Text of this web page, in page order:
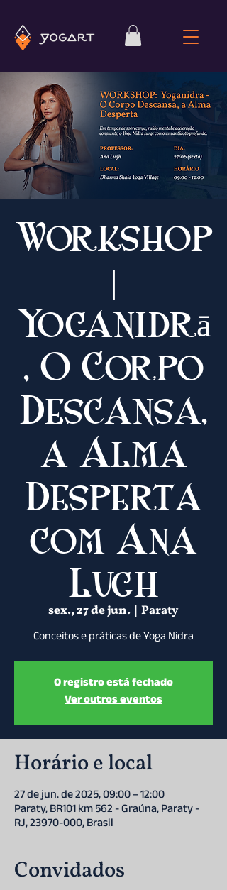
Workshop
|
Yoganidrā
, O Corpo
Descansa,
a Alma
Desperta
com Ana
Lugh
sex., 27 de jun.
  |
Paraty
Conceitos e práticas de Yoga Nidra
O registro está fechado
Ver outros eventos
Horário e local
27 de jun. de 2025, 09:00 – 12:00
Paraty, BR101 km 562 - Graúna, Paraty -
RJ, 23970-000, Brasil
Convidados